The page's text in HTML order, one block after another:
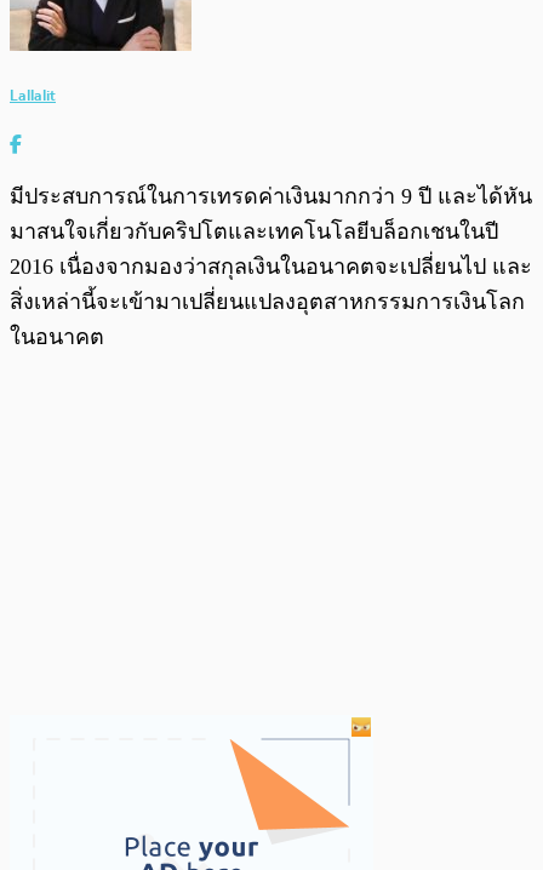
Lallalit
มีประสบการณ์ในการเทรดค่าเงินมากกว่า 9 ปี และได้หัน
มาสนใจเกี่ยวกับคริปโตและเทคโนโลยีบล็อกเชนในปี
2016 เนื่องจากมองว่าสกุลเงินในอนาคตจะเปลี่ยนไป และ
สิ่งเหล่านี้จะเข้ามาเปลี่ยนแปลงอุตสาหกรรมการเงินโลก
ในอนาคต